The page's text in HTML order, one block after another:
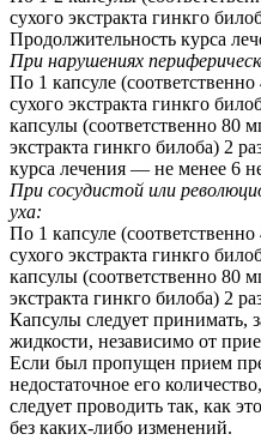
сухого экстракта гинкго
Продолжительность курса
При нарушениях
По 1 капсуле
сухого экстракта гинкго
капсулы (соответственно 80
экстракта гинкго билоба) 2
курса лечения — не менее 6
При сосудистой или
уха:
По 1 капсуле
сухого экстракта гинкго
капсулы (соответственно 80
экстракта гинкго билоба) 2
Капсулы следует принимать,
жидкости, независимо от
Если был пропущен прием
недостаточное его
следует проводить так, как
без каких-либо изменений.